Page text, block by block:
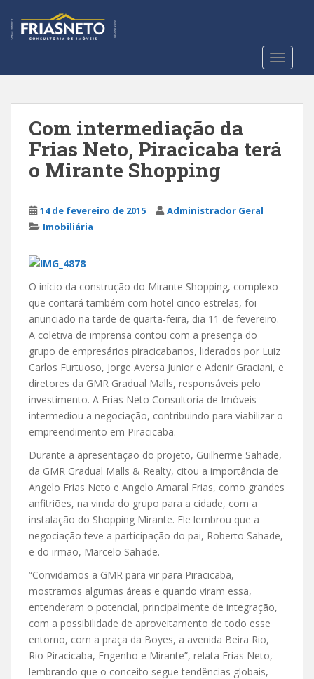
t
Com intermediação da
Frias Neto, Piracicaba terá
o Mirante Shopping
14 de fevereiro de 2015
Administrador Geral
Imobiliária
O início da construção do Mirante Shopping, complexo
que contará também com hotel cinco estrelas, foi
anunciado na tarde de quarta-feira, dia 11 de fevereiro.
A coletiva de imprensa contou com a presença do
grupo de empresários piracicabanos, liderados por Luiz
Carlos Furtuoso, Jorge Aversa Junior e Adenir Graciani, e
diretores da GMR Gradual Malls, responsáveis pelo
investimento. A Frias Neto Consultoria de Imóveis
intermediou a negociação, contribuindo para viabilizar o
empreendimento em Piracicaba.
Durante a apresentação do projeto, Guilherme Sahade,
da GMR Gradual Malls & Realty, citou a importância de
Angelo Frias Neto e Angelo Amaral Frias, como grandes
anfitriões, na vinda do grupo para a cidade, com a
instalação do Shopping Mirante. Ele lembrou que a
negociação teve a participação do pai, Roberto Sahade,
e do irmão, Marcelo Sahade.
“Convidamos a GMR para vir para Piracicaba,
mostramos algumas áreas e quando viram essa,
entenderam o potencial, principalmente de integração,
com a possibilidade de aproveitamento de todo esse
entorno, com a praça da Boyes, a avenida Beira Rio,
Rio Piracicaba, Engenho e Mirante”, relata Frias Neto,
lembrando que o conceito segue tendências globais,